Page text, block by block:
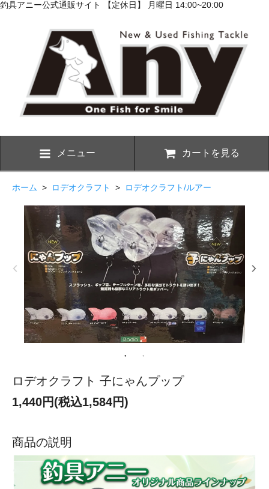
釣具アニー公式通販サイト 【定休日】 月曜日 14:00~20:00
メニュー カートを見る
ホーム > ロデオクラフト > ロデオクラフト/ルアー
ロデオクラフト 子にゃんプップ
1,440円(税込1,584円)
商品の説明